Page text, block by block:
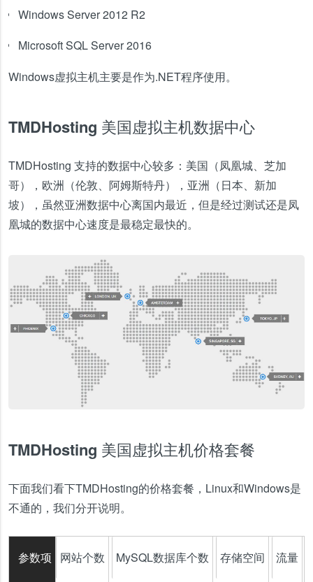
Windows Server 2012 R2
Microsoft SQL Server 2016
Windows虚拟主机主要是作为.NET程序使用。
TMDHosting 美国虚拟主机数据中心
TMDHosting 支持的数据中心较多：美国（凤凰城、芝加
哥），欧洲（伦敦、阿姆斯特丹），亚洲（日本、新加
坡），虽然亚洲数据中心离国内最近，但是经过测试还是凤
凰城的数据中心速度是最稳定最快的。
TMDHosting 美国虚拟主机价格套餐
下面我们看下TMDHosting的价格套餐，Linux和Windows是
不通的，我们分开说明。
参数项 网站个数 MySQL数据库个数 存储空间 流量